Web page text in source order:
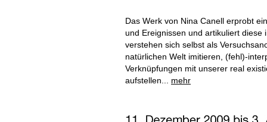
Das Werk von Nina Canell erprobt
und Ereignissen und artikuliert
verstehen sich selbst als
natürlichen Welt imitieren, (fehl)-
Verknüpfungen mit unserer real
aufstellen... mehr